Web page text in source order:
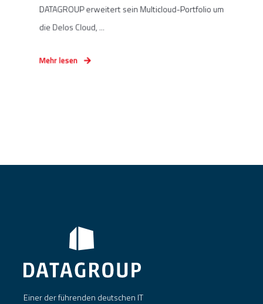
DATAGROUP erweitert sein Multicloud-Portfolio um
die Delos Cloud, ...
Mehr lesen
Einer der führenden deutschen IT